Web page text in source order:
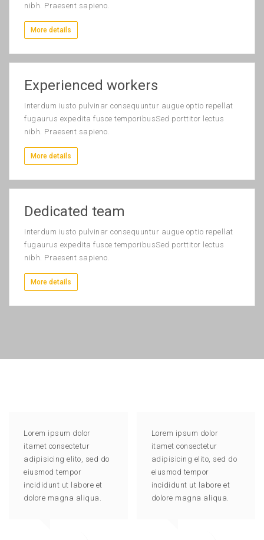
nibh. Praesent sapieno.
More details
Experienced workers
Interdum iusto pulvinar consequuntur augue optio repellat
fugaurus expedita fusce temporibusSed porttitor lectus
nibh. Praesent sapieno.
More details
Dedicated team
Interdum iusto pulvinar consequuntur augue optio repellat
fugaurus expedita fusce temporibusSed porttitor lectus
nibh. Praesent sapieno.
More details
Lorem ipsum dolor
itamet consectetur
adipisicing elito, sed do
eiusmod tempor
incididunt ut labore et
dolore magna aliqua.
Lorem ipsum dolor
itamet consectetur
adipisicing elito, sed do
eiusmod tempor
incididunt ut labore et
dolore magna aliqua.